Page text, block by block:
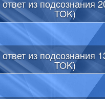
из подсознания
TOK)
из подсознания
TOK)